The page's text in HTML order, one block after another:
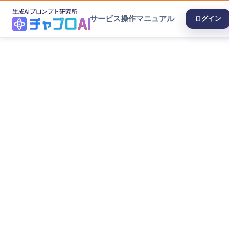
サービス操作マニュアル ログイン